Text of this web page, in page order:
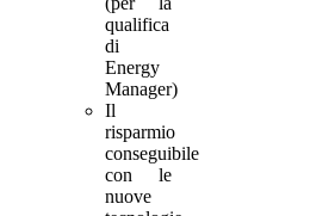
qualifica
di
Energy
Manager)
Il
risparmio
conseguibile
con le
nuove